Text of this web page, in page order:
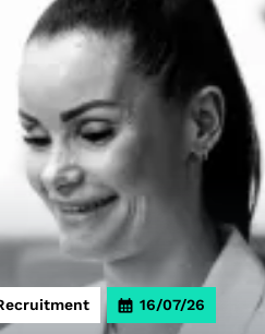
16/07/26